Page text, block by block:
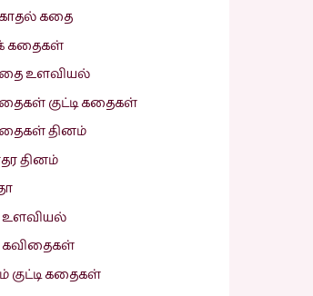
காதல் கதை
கதைகள்
உளவியல்
குட்டி கதைகள்
தினம்
தினம்
உளவியல்
கவிதைகள்
குட்டி கதைகள்